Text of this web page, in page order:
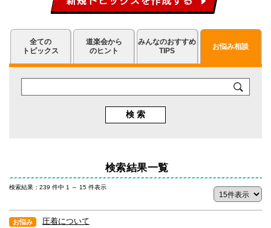
全ての
トピックス
道楽会から
のヒント
みんなのおすすめ
TIPS
お悩み相談
検索結果一覧
検索結果：239 件中 1 ～ 15 件表示
圧着について